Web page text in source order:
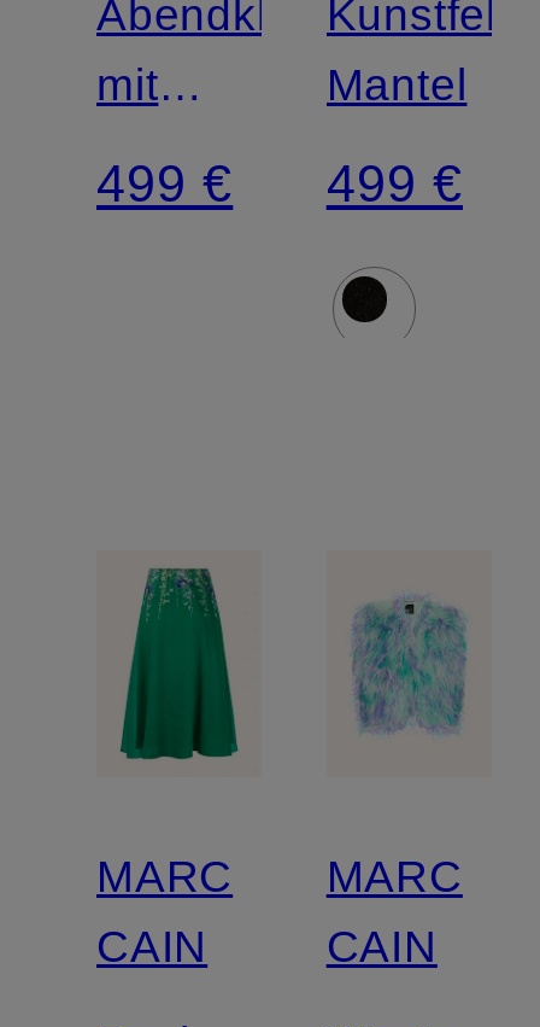
Abendkleid
mit
Glitzergarn
499 €
Kunstfell-
Mantel
499 €
MARC
CAIN
MARC
CAIN